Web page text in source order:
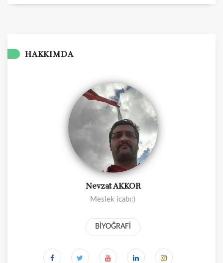
HAKKIMDA
Nevzat AKKOR
Meslek icabı:)
BİYOĞRAFİ